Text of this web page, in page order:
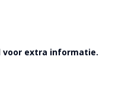
voor extra informatie.